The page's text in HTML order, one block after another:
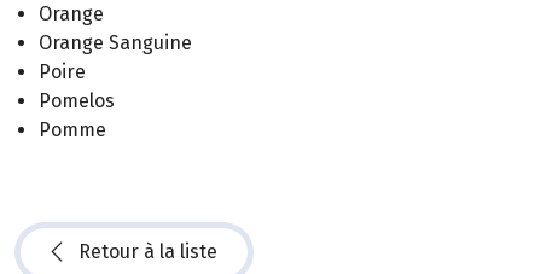
Orange
Orange Sanguine
Poire
Pomelos
Pomme
Retour à la liste